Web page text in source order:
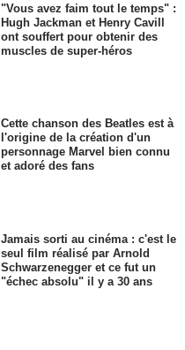
"Vous avez faim tout le temps" :
Hugh Jackman et Henry Cavill
ont souffert pour obtenir des
muscles de super-héros
Cette chanson des Beatles est à
l'origine de la création d'un
personnage Marvel bien connu
et adoré des fans
Jamais sorti au cinéma : c'est le
seul film réalisé par Arnold
Schwarzenegger et ce fut un
"échec absolu" il y a 30 ans